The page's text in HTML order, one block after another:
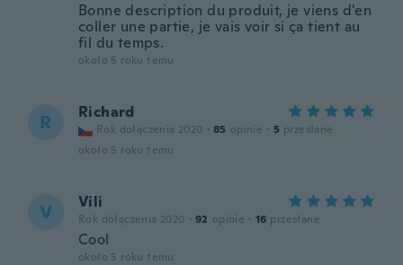
Bonne description du produit, je viens d'en
coller une partie, je vais voir si ça tient au
fil du temps.
około 5 roku temu
R Richard
Rok dołączenia 2020 · 85 opinie · 5 przesłane
około 5 roku temu
V Vili
Rok dołączenia 2020 · 92 opinie · 16 przesłane
Cool
około 5 roku temu